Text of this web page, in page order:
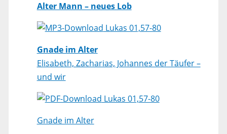
Alter Mann – neues Lob
Lukas 01,57-80
Gnade im Alter
Elisabeth, Zacharias, Johannes der Täufer –
und wir
Lukas 01,57-80
Gnade im Alter